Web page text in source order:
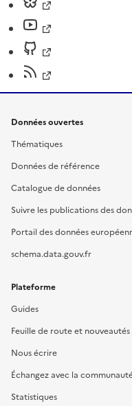
Données ouvertes
Thématiques
Données de référence
Catalogue de données
Suivre les publications des
Portail des données
schema.data.gouv.fr
Plateforme
Guides
Feuille de route et nouveautés
Nous écrire
Échangez avec la
Statistiques